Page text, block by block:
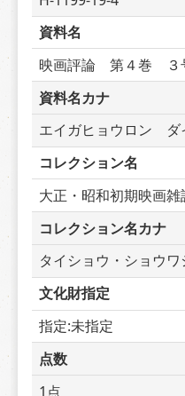
資料名
映画評論　第４巻　３
資料名カナ
エイガヒョウロン　
コレクション名
大正・昭和初期映画雑
コレクション名カナ
タイショウ・ショウ
文化財指定
指定:未指定
点数
1点